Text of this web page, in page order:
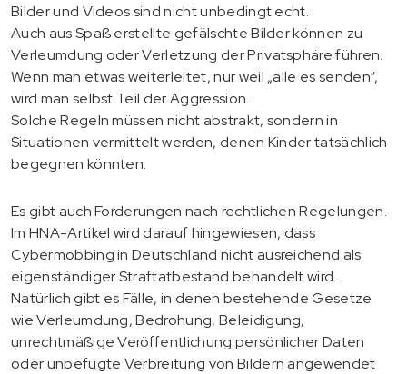
Bilder und Videos sind nicht unbedingt echt.
Auch aus Spaß erstellte gefälschte Bilder können zu
Verleumdung oder Verletzung der Privatsphäre führen.
Wenn man etwas weiterleitet, nur weil „alle es senden“,
wird man selbst Teil der Aggression.
Solche Regeln müssen nicht abstrakt, sondern in
Situationen vermittelt werden, denen Kinder tatsächlich
begegnen könnten.
Es gibt auch Forderungen nach rechtlichen Regelungen.
Im HNA-Artikel wird darauf hingewiesen, dass
Cybermobbing in Deutschland nicht ausreichend als
eigenständiger Straftatbestand behandelt wird.
Natürlich gibt es Fälle, in denen bestehende Gesetze
wie Verleumdung, Bedrohung, Beleidigung,
unrechtmäßige Veröffentlichung persönlicher Daten
oder unbefugte Verbreitung von Bildern angewendet